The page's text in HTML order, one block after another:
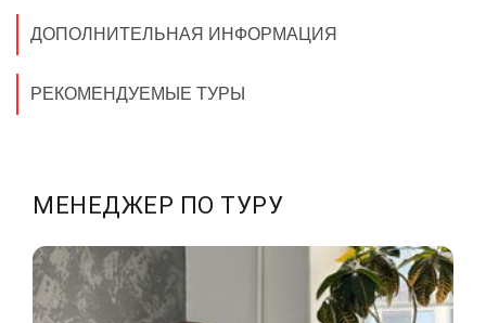
ДОПОЛНИТЕЛЬНАЯ ИНФОРМАЦИЯ
РЕКОМЕНДУЕМЫЕ ТУРЫ
МЕНЕДЖЕР ПО ТУРУ